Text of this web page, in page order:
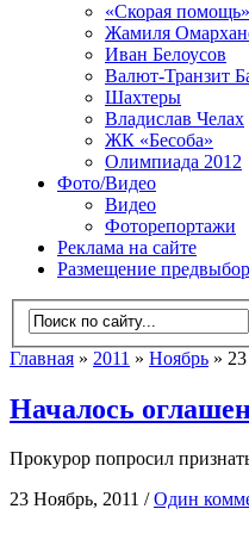
«Скорая помощь»
Жамиля
Иван Белоусов
Валют-Транзит
Шахтеры
Владислав Челах
ЖК «Бесоба»
Олимпиада 2012
Фото/Видео
Видео
Фоторепортажи
Реклама на сайте
Размещение
Главная » 2011 » Ноябрь » 23
Началось
Прокурор попросил
23 Ноябрь, 2011 /Один